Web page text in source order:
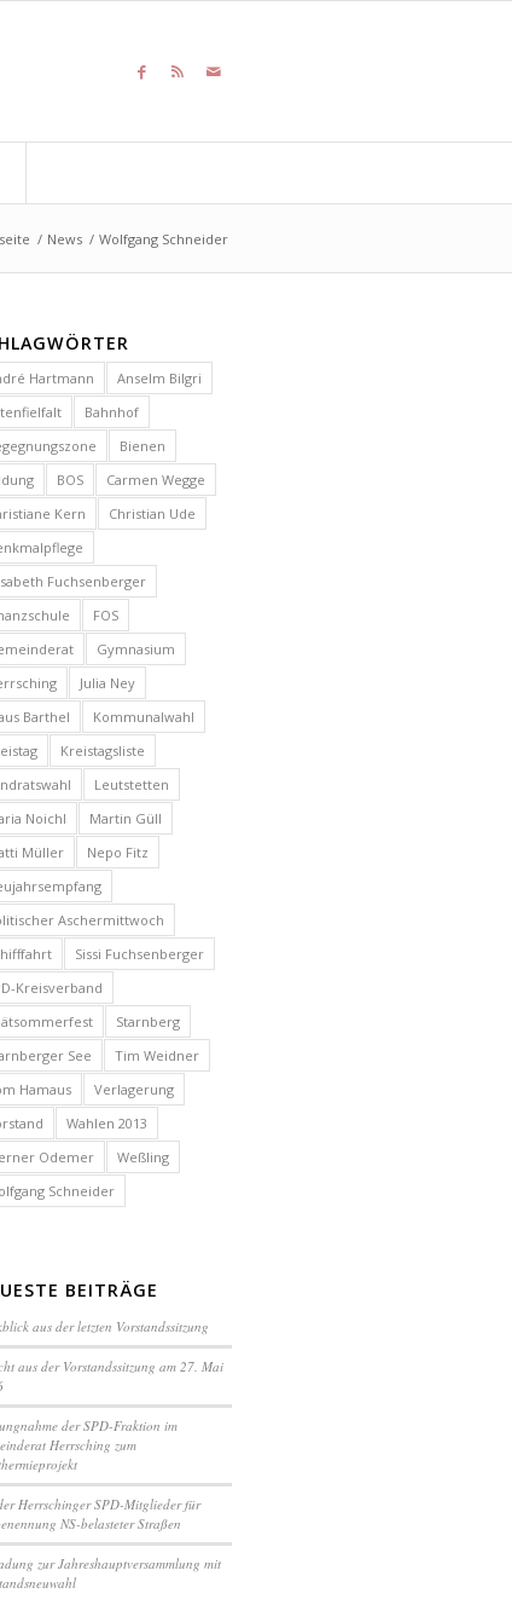
/ News / Wolfgang Schneider
Hartmann
Anselm Bilgri
Bahnhof
Bienen
BOS
Carmen Wegge
Kern
Christian Ude
Fuchsenberger
FOS
Gymnasium
Julia Ney
Barthel
Kommunalwahl
Kreistagsliste
Leutstetten
Noichl
Martin Güll
Müller
Nepo Fitz
Aschermittwoch
Sissi Fuchsenberger
Kreisverband
Starnberg
See
Tim Weidner
Hamaus
Verlagerung
Wahlen 2013
Odemer
Weßling
Schneider
BEITRÄGE
aus der letzten Vorstandssitzung
aus der Vorstandssitzung am 27. Mai
der SPD-Fraktion im
Herrsching zum
Herrschinger SPD-Mitglieder für
NS-belasteter Straßen
zur Jahreshauptversammlung mit